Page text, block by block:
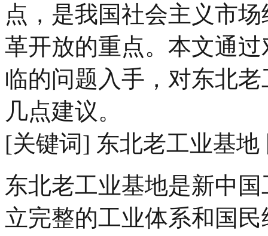
点，是我国社会主义市
革开放的重点。本文通
临的问题入手，对东北
几点建议。
[关键词] 东北老工业基
东北老工业基地是新中
立完整的工业体系和国